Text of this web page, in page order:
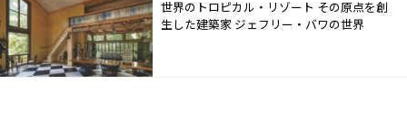
世界のトロピカル・リゾート その原点を創
生した建築家 ジェフリー・バワの世界